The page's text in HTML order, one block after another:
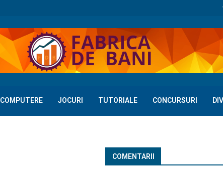
COMPUTERE JOCURI TUTORIALE CONCURSURI
COMENTARII